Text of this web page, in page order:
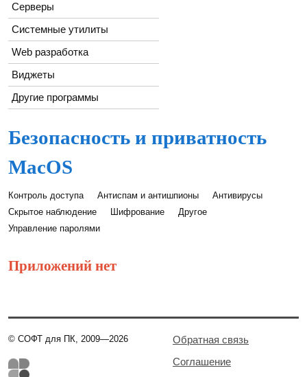
Серверы
Системные утилиты
Web разработка
Виджеты
Другие программы
Безопасность и приватность
MacOS
Контроль доступа Антиспам и антишпионы
Антивирусы
Скрытое наблюдение
Шифрование
Другое
Управление паролями
Приложений нет
© СОФТ для ПК, 2009—2026
Обратная связь
Соглашение